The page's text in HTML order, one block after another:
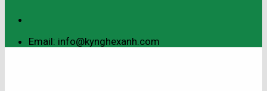
Email: info@kynghexanh.com